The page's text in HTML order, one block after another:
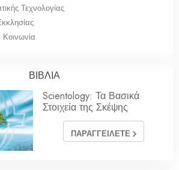
Τεχνολογίας
ΒΙΒΛΙΑ
Scientology: Τα Βασικά
Στοιχεία της Σκέψης
ΠΑΡΑΓΓΕΙΛΕΤΕ